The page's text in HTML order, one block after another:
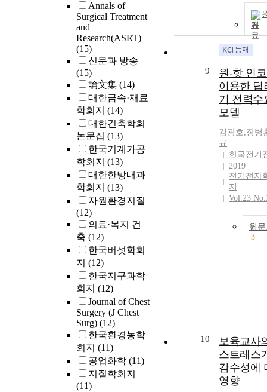
Annals of
Surgical Treatment
and
Research(ASRT)
(15)
신문과 방송
(15)
論文集 (14)
대한금속·재료
학회지 (14)
대한건축학회
논문집 (13)
한국기계가공
학회지 (13)
대한한방내과
학회지 (13)
자원환경지질
(12)
의료·복지 건
축 (12)
한국버섯학회
지 (12)
한국지구과학
회지 (12)
Journal of Chest
Surgery (J Chest
Surg) (12)
한국환경농학
회지 (11)
공업화학 (11)
지질학회지
(11)
기
9
원-핫 인
이용한 딥
기 전력수
모델
김광호,장병
규
한국전기
2019
전기전자
지
Vol.23
원
3
10
보육교사
스트레스
감수성에
영향